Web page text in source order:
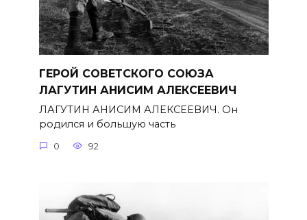
ГЕРОЙ СОВЕТСКОГО СОЮЗА
ЛАГУТИН АНИСИМ АЛЕКСЕЕВИЧ
ЛАГУТИН АНИСИМ АЛЕКСЕЕВИЧ. Он
родился и большую часть
0 92